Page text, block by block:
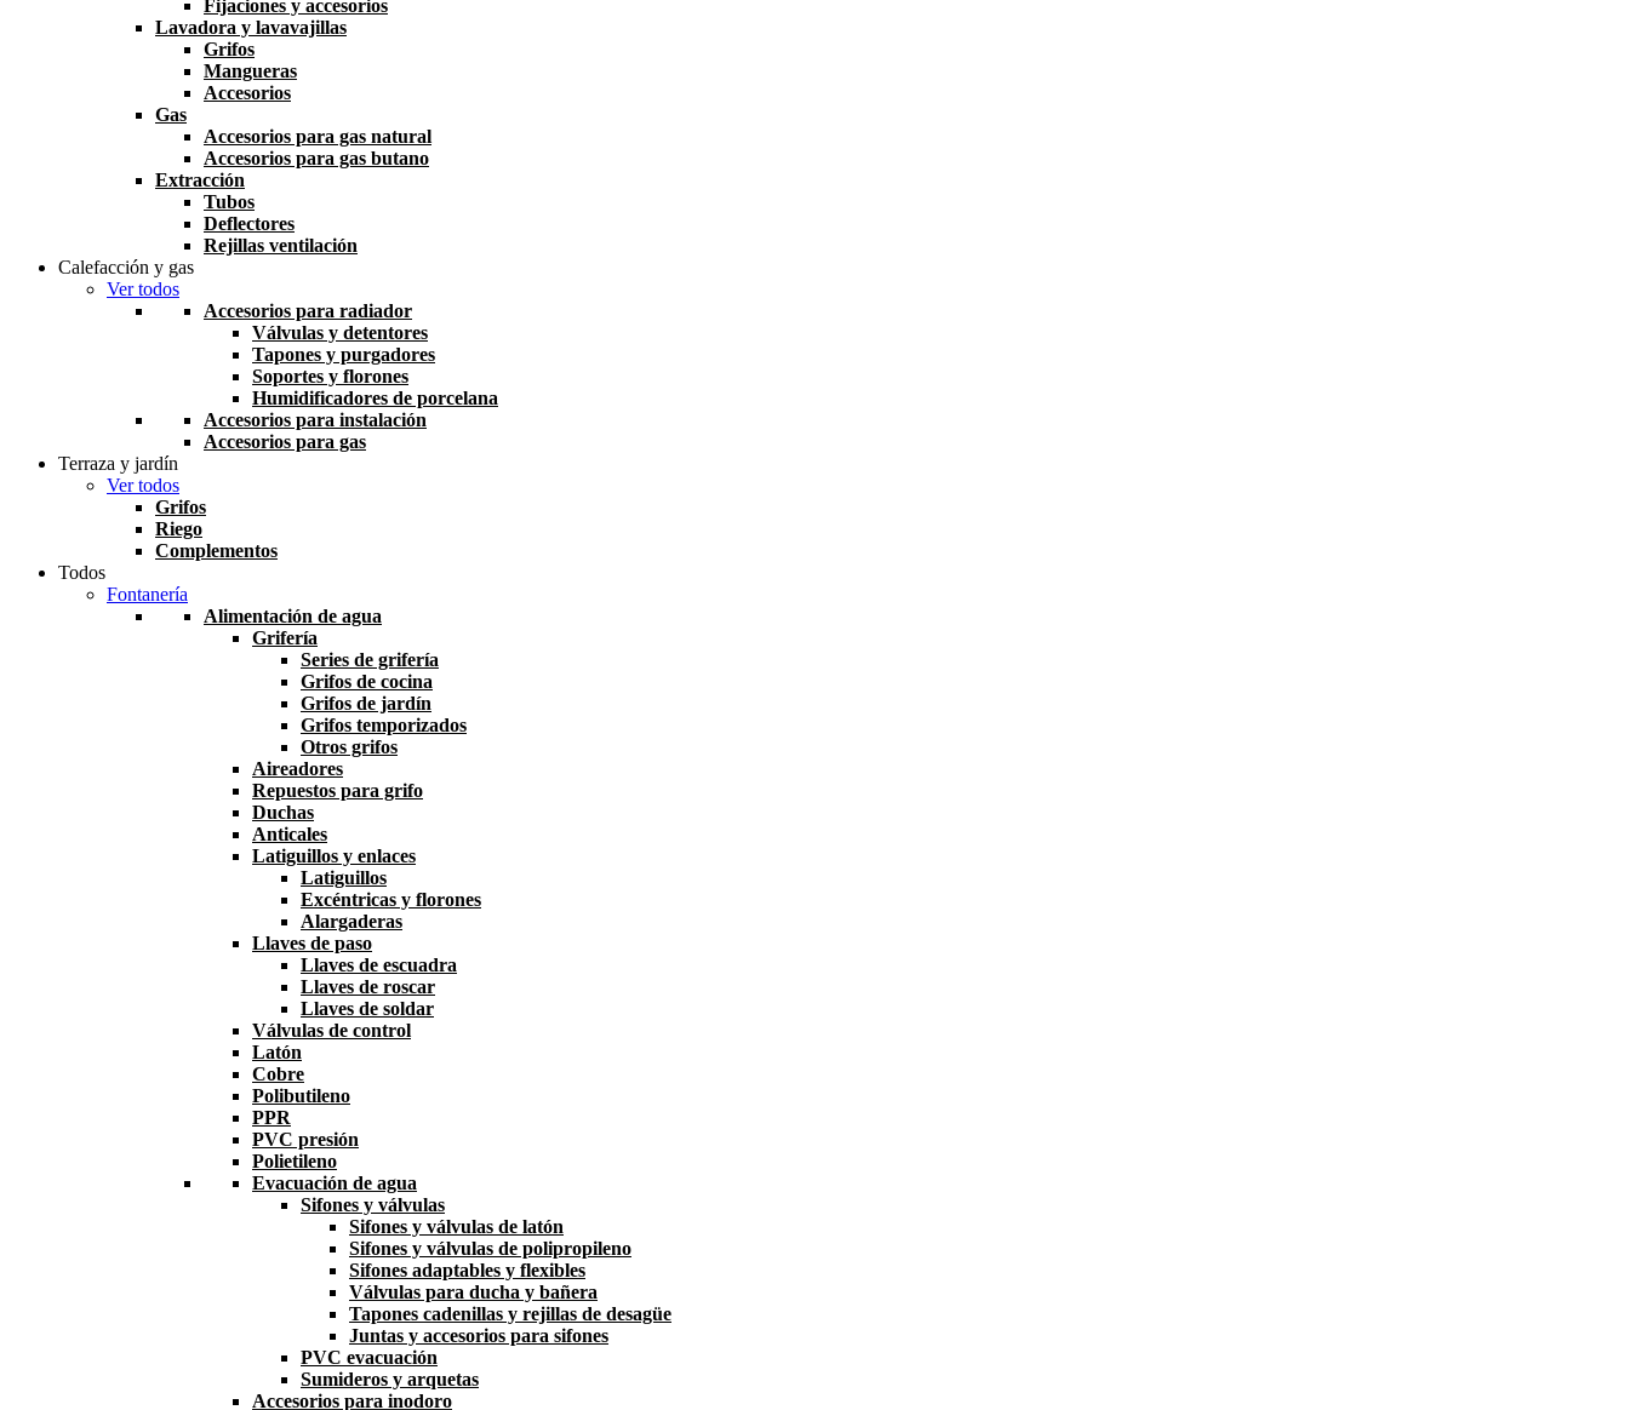
Fijaciones y accesorios
Lavadora y lavavajillas
Grifos
Mangueras
Accesorios
Gas
Accesorios para gas natural
Accesorios para gas butano
Extracción
Tubos
Deflectores
Rejillas ventilación
Calefacción y gas
Ver todos
Accesorios para radiador
Válvulas y detentores
Tapones y purgadores
Soportes y florones
Humidificadores de porcelana
Accesorios para instalación
Accesorios para gas
Terraza y jardín
Ver todos
Grifos
Riego
Complementos
Todos
Fontanería
Alimentación de agua
Grifería
Series de grifería
Grifos de cocina
Grifos de jardín
Grifos temporizados
Otros grifos
Aireadores
Repuestos para grifo
Duchas
Anticales
Latiguillos y enlaces
Latiguillos
Excéntricas y florones
Alargaderas
Llaves de paso
Llaves de escuadra
Llaves de roscar
Llaves de soldar
Válvulas de control
Latón
Cobre
Polibutileno
PPR
PVC presión
Polietileno
Evacuación de agua
Sifones y válvulas
Sifones y válvulas de latón
Sifones y válvulas de polipropileno
Sifones adaptables y flexibles
Válvulas para ducha y bañera
Tapones cadenillas y rejillas de desagüe
Juntas y accesorios para sifones
PVC evacuación
Sumideros y arquetas
Accesorios para inodoro